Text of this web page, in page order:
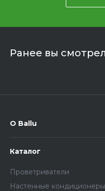
Ранее вы
О Ballu
Каталог
Проветриватели
Настенные кондиционеры